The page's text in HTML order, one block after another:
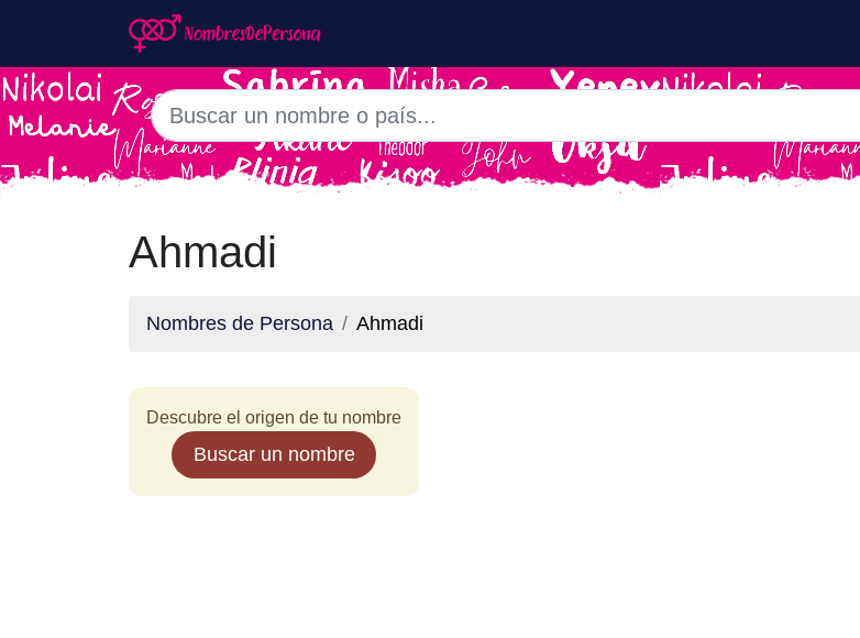
Ahmadi
Nombres de Persona Ahmadi
Descubre el origen de tu nombre
Buscar un nombre